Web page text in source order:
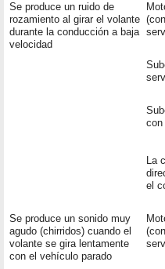
Se produce un ruido de
rozamiento al girar el volante
durante la conducción a baja
velocidad
con
La
el
Se produce un sonido muy
agudo (chirridos) cuando el
volante se gira lentamente
con el vehículo parado